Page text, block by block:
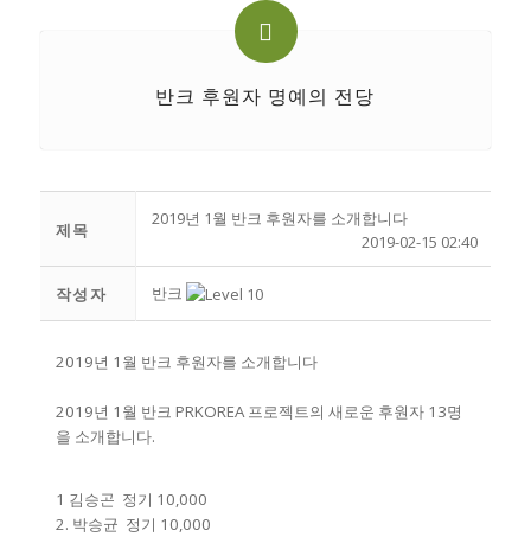
반크 후원자 명예의 전당
제목
2019년 1월 반크 후원자를 소개합니다
2019-02-15 02:40
작성자 반크
2019년 1월 반크 후원자를 소개합니다
2019년 1월 반크 PRKOREA 프로젝트의 새로운 후원자 13명
을 소개합니다.
1 김승곤 정기 10,000
2. 박승균 정기 10,000